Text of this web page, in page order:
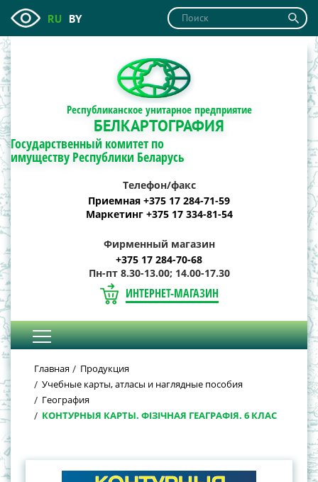
RU BY
Республиканское унитарное предприятие
БЕЛКАРТОГРАФИЯ
Государственный комитет по
имуществу Республики Беларусь
Телефон/факс
Приемная +375 17 284-71-59
Маркетинг +375 17 334-81-54
Фирменный магазин
+375 17 284-70-68
Пн-пт 8.30-13.00; 14.00-17.30
ИНТЕРНЕТ-МАГАЗИН
Главная
Продукция
Учебные карты, атласы и наглядные пособия
География
КОНТУРНЫЯ КАРТЫ. ФІЗІЧНАЯ ГЕАГРАФІЯ. 6 КЛАС